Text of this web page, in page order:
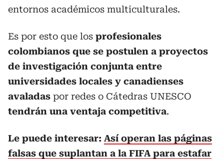
entornos académicos multiculturales.
Es por esto que los profesionales
colombianos que se postulen a proyectos
de investigación conjunta entre
universidades locales y canadienses
avaladas por redes o Cátedras UNESCO
tendrán una ventaja competitiva.
Le puede interesar: Así operan las páginas
falsas que suplantan a la FIFA para estafar